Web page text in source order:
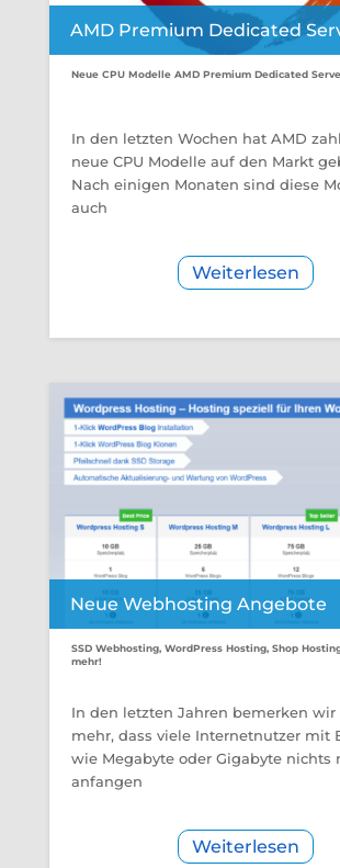
AMD Premium Dedicated
Neue CPU Modelle AMD Premium Dedicated
In den letzten Wochen hat AMD
neue CPU Modelle auf den Markt
Nach einigen Monaten sind diese
auch
Weiterlesen
Neue Webhosting Angebote
SSD Webhosting, WordPress Hosting, Shop
mehr!
In den letzten Jahren bemerken
mehr, dass viele Internetnutzer mit
wie Megabyte oder Gigabyte nichts
anfangen
Weiterlesen